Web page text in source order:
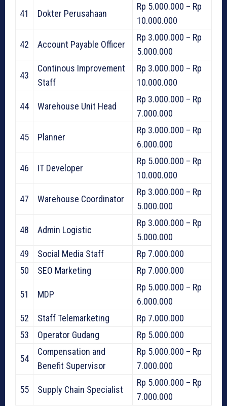
41 Dokter Perusahaan
Rp 5.000.000 – Rp
10.000.000
42 Account Payable Officer
Rp 3.000.000 – Rp
5.000.000
43
Continous Improvement
Staff
Rp 3.000.000 – Rp
10.000.000
44 Warehouse Unit Head
Rp 3.000.000 – Rp
7.000.000
45 Planner
Rp 3.000.000 – Rp
6.000.000
46 IT Developer
Rp 5.000.000 – Rp
10.000.000
47 Warehouse Coordinator
Rp 3.000.000 – Rp
5.000.000
48 Admin Logistic
Rp 3.000.000 – Rp
5.000.000
49
Social Media Staff
Rp 7.000.000
50
SEO Marketing Rp 7.000.000
51 MDP
Rp 5.000.000 – Rp
6.000.000
52
Staff Telemarketing
Rp 7.000.000
53
Operator Gudang Rp 5.000.000
54
Compensation and
Benefit Supervisor
Rp 5.000.000 – Rp
7.000.000
55 Supply Chain Specialist
Rp 5.000.000 – Rp
7.000.000